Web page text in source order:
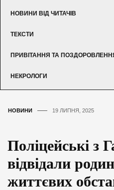
НОВИНИ ВІД ЧИТАЧІВ
ТЕКСТИ
ПРИВІТАННЯ ТА
НЕКРОЛОГИ
НОВИНИ 19 ЛИПНЯ, 2025
Поліцейські з
відвідали
життєвих